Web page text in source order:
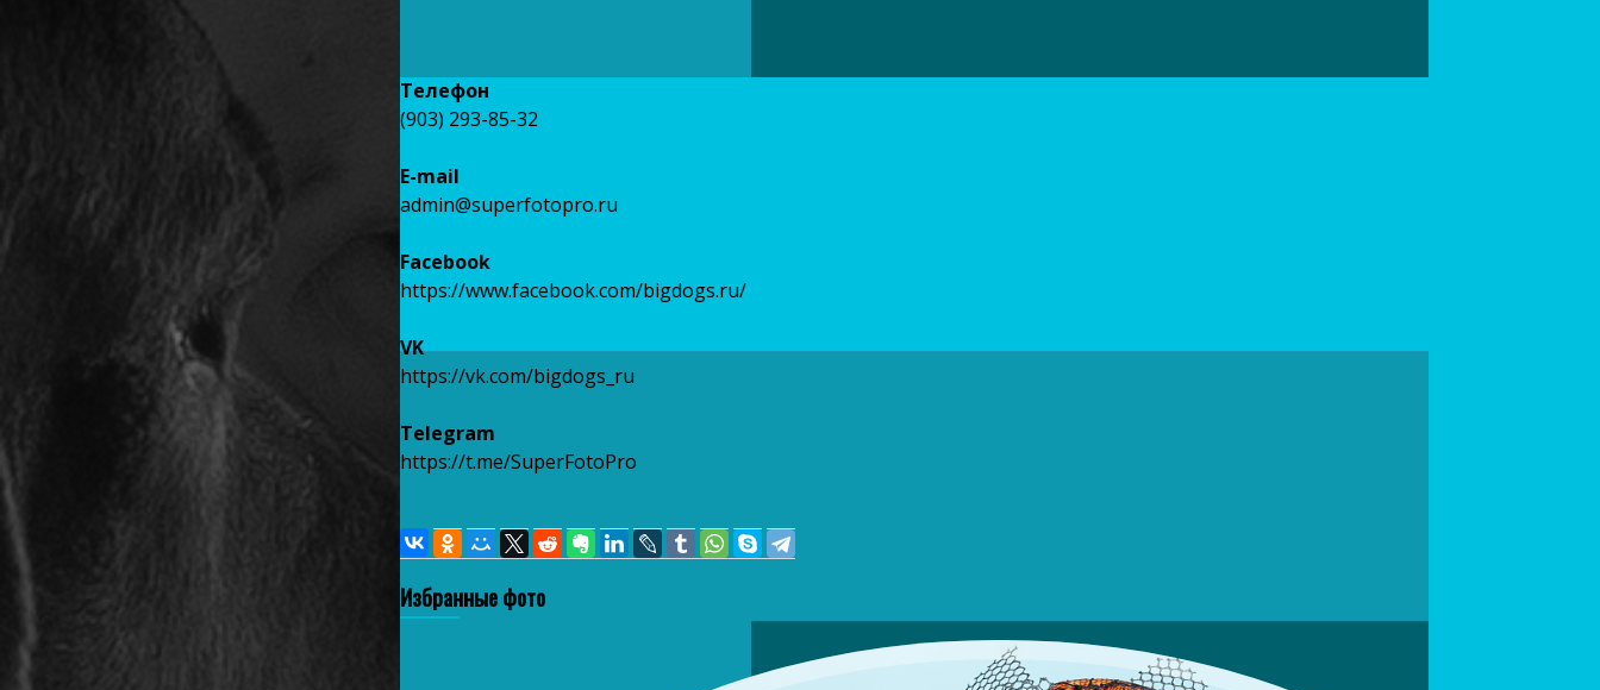
Телефон
(903) 293-85-32
E-mail
admin@superfotopro.ru
Facebook
https://www.facebook.com/bigdogs.ru/
VK
https://vk.com/bigdogs_ru
Telegram
https://t.me/SuperFotoPro
Избранные фото